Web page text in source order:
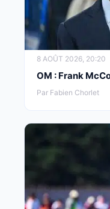
8 AOÛT 2026, 20:20
OM : Frank
Par Fabien Chorlet